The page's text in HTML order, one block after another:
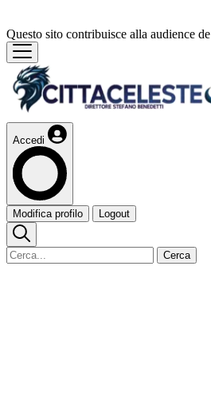
Questo sito contribuisce alla audience de
Accedi
Modifica profilo Logout
Cerca